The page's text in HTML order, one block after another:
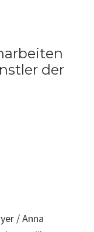
der
/ Anna